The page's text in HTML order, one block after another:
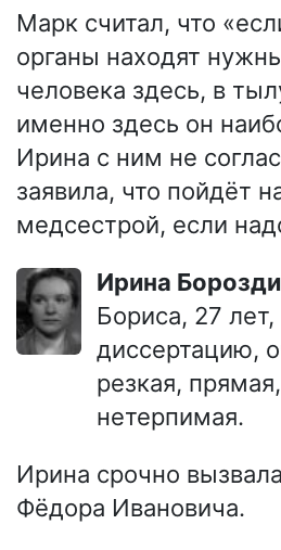
Марк считал, что
органы находят
человека здесь, в
именно здесь он
Ирина с ним не
заявила, что пойдёт
медсестрой, если
Ирина
Бориса, 27
диссертацию,
резкая,
нетерпимая.
Ирина срочно
Фёдора Ивановича.